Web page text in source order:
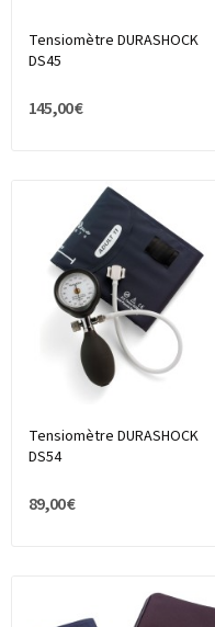
Tensiomètre DURASHOCK
DS45
145,00 €
Tensiomètre DURASHOCK
DS54
89,00 €